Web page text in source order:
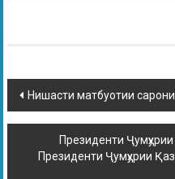
Нишасти матбуотии
Президенти
Президенти Ҷумҳурии